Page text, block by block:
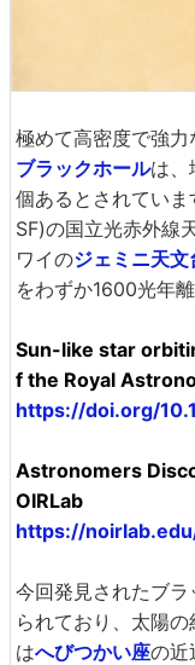
極めて高密度で強
ブラックホールは、
個あるとされてい
SF)の国立光赤外線
ワイのジェミニ天文
をわずか1600光年
Sun-like star
f the Royal
https://doi.org/
Astronomers
OIRLab
https://
今回発見されたブ
られており、太陽
はへびつかい座の近